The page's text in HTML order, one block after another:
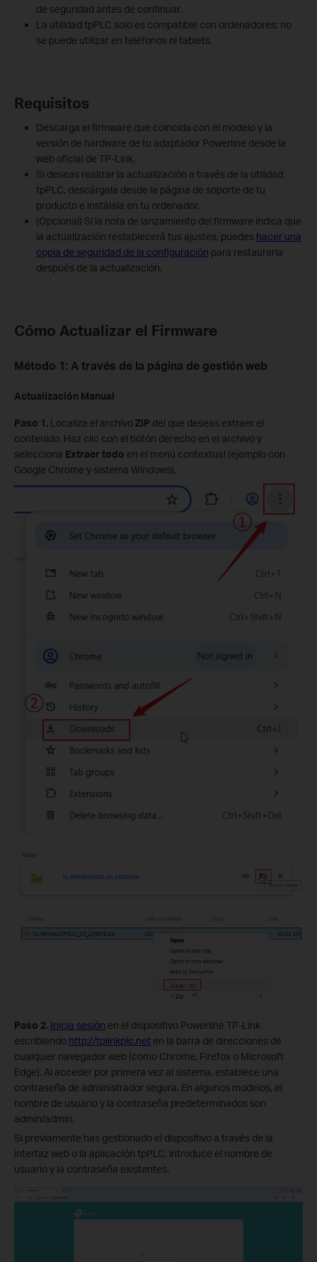
de seguridad antes de continuar.
La utilidad tpPLC solo es compatible con ordenadores; no
se puede utilizar en teléfonos ni tablets.
Requisitos
Descarga el firmware que coincida con el modelo y la
versión de hardware de tu adaptador Powerline desde la
web oficial de TP-Link.
Si deseas realizar la actualización a través de la utilidad
tpPLC, descárgala desde la página de soporte de tu
producto e instálala en tu ordenador.
(Opcional) Si la nota de lanzamiento del firmware indica que
la actualización restablecerá tus ajustes, puedes hacer una
copia de seguridad de la configuración para restaurarla
después de la actualización.
Cómo Actualizar el Firmware
Método 1: A través de la página de gestión web
Actualización Manual
Paso 1. Localiza el archivoZIP del que deseas extraer el
contenido. Haz clic con el botón derecho en el archivo y
selecciona Extraer todo en el menú contextual (ejemplo con
Google Chrome y sistema Windows).
Paso 2. Inicia sesión en el dispositivo Powerline TP-Link
escribiendo http://tplinkplc.net en la barra de direcciones de
cualquier navegador web (como Chrome, Firefox o Microsoft
Edge). Al acceder por primera vez al sistema, establece una
contraseña de administrador segura. En algunos modelos, el
nombre de usuario y la contraseña predeterminados son
admin/admin.
Si previamente has gestionado el dispositivo a través de la
interfaz web o la aplicación tpPLC, introduce el nombre de
usuario y la contraseña existentes.